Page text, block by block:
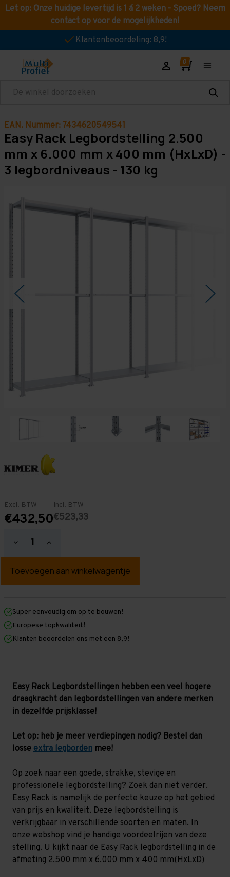
Let op: Onze huidige levertijd is 1 á 2 weken - Spoed? Neem
contact op voor de mogelijkheden!
Klantenbeoordeling: 8,9!
Zoeken
EAN. Nummer: 7434620549541
Easy Rack Legbordstelling 2.500
mm x 6.000 mm x 400 mm (HxLxD) -
3 legbordniveaus - 130 kg
Excl. BTW
€432,50
Incl. BTW
€523,33
Hoeveelheid
verlagen
Easy
Legbordstelling
x
6.000
mm
x
legbordniveaus
-
130
kg
Hoeveelheid
verhogen
Easy
Legbordstelling
x
6.000
mm
x
legbordniveaus
-
130
kg
Super eenvoudig om op te bouwen!
Europese topkwaliteit!
Klanten beoordelen ons met een 8,9!
Easy Rack Legbordstellingen hebben een veel hogere
draagkracht dan legbordstellingen van andere merken
in dezelfde prijsklasse!
Let op: heb je meer verdiepingen nodig? Bestel dan
losse extra legborden mee!
Op zoek naar een goede, strakke, stevige en
professionele legbordstelling? Zoek dan niet verder.
Easy Rack is namelijk de perfecte keuze op het gebied
van prijs en kwaliteit. Deze legbordstelling is
verkrijgbaar in verschillende soorten en maten. In
onze webshop vind je handige voordeelrijen van deze
stelling. U kijkt naar de Easy Rack legbordstelling in de
afmeting 2.500 mm x 6.000 mm x 400 mm(HxLxD)